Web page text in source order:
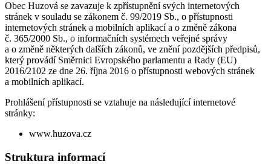
Obec Huzová se zavazuje k zpřístupnění svých internetových
stránek v souladu se zákonem č. 99/2019 Sb., o přístupnosti
internetových stránek a mobilních aplikací a o změně zákona
č. 365/2000 Sb., o informačních systémech veřejné správy
a o změně některých dalších zákonů, ve znění pozdějších předpisů,
který provádí Směrnici Evropského parlamentu a Rady (EU)
2016/2102 ze dne 26. října 2016 o přístupnosti webových stránek
a mobilních aplikací.
Prohlášení přístupnosti se vztahuje na následující internetové
stránky:
www.huzova.cz
Struktura informací